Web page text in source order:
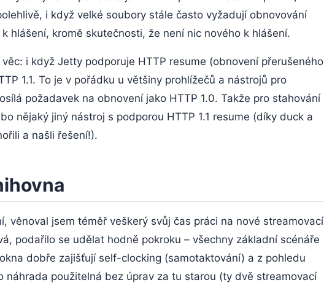
i když velké soubory stále často vyžadují obnovování
hlášení, kromě skutečnosti, že není nic nového k hlášení.
i když Jetty podporuje HTTP resume (obnovení přerušeného
1.1. To je v pořádku u většiny prohlížečů a nástrojů pro
požadavek na obnovení jako HTTP 1.0. Takže pro stahování
nějaký jiný nástroj s podporou HTTP 1.1 resume (díky duck a
a našli řešení!).
věnoval jsem téměř veškerý svůj čas práci na nové streamovací
podařilo se udělat hodně pokroku – všechny základní scénáře
dobře zajišťují self-clocking (samotaktování) a z pohledu
náhrada použitelná bez úprav za tu starou (ty dvě streamovací